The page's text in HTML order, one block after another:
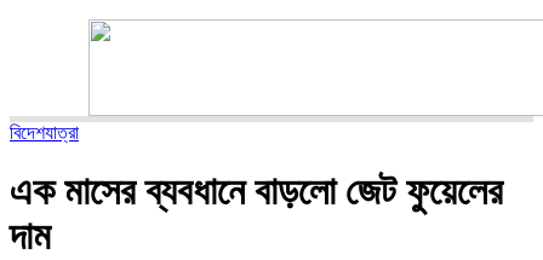
বিদেশযাত্রা
এক মাসের ব্যবধানে বাড়লো জেট ফুয়েলের
দাম